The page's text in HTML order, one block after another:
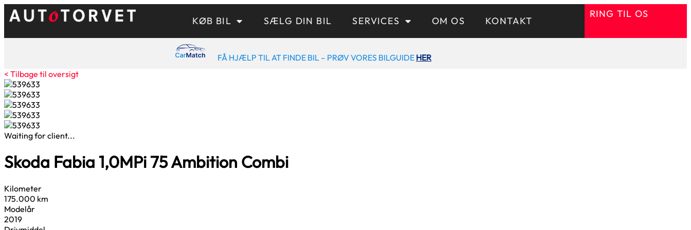
KØB BIL SÆLG DIN BIL SERVICES OM OS KONTAKT
RING TIL OS
FÅ HJÆLP TIL AT FINDE BIL – PRØV VORES BILGUIDE HER
< Tilbage til oversigt
Waiting for client...
Skoda Fabia 1,0MPi 75 Ambition Combi
Kilometer
175.000 km
Modelår
2019